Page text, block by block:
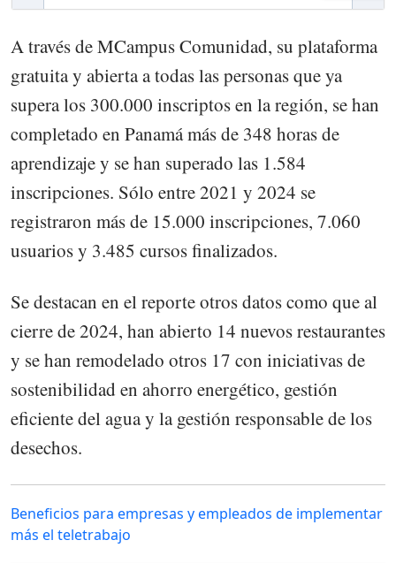
A través de MCampus Comunidad, su plataforma
gratuita y abierta a todas las personas que ya
supera los 300.000 inscriptos en la región, se han
completado en Panamá más de 348 horas de
aprendizaje y se han superado las 1.584
inscripciones. Sólo entre 2021 y 2024 se
registraron más de 15.000 inscripciones, 7.060
usuarios y 3.485 cursos finalizados.
Se destacan en el reporte otros datos como que al
cierre de 2024, han abierto 14 nuevos restaurantes
y se han remodelado otros 17 con iniciativas de
sostenibilidad en ahorro energético, gestión
eficiente del agua y la gestión responsable de los
desechos.
Beneficios para empresas y empleados de implementar
más el teletrabajo